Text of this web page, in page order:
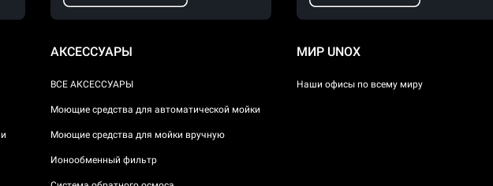
АКСЕССУАРЫ
ВСЕ АКСЕССУАРЫ
Моющие средства для автоматической мойки
Моющие средства для мойки вручную
Ионообменный фильтр
МИР UNOX
Наши офисы по всему миру